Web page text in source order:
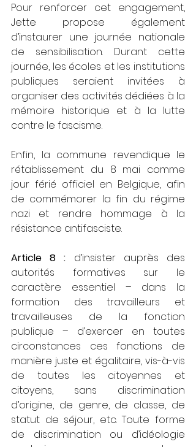
Pour renforcer cet engagement,
Jette propose également
d’instaurer une journée nationale
de sensibilisation. Durant cette
journée, les écoles et les institutions
publiques seraient invitées à
organiser des activités dédiées à la
mémoire historique et à la lutte
contre le fascisme.
Enfin, la commune revendique le
rétablissement du 8 mai comme
jour férié officiel en Belgique, afin
de commémorer la fin du régime
nazi et rendre hommage à la
résistance antifasciste.
Article 8 : d’insister auprès des
autorités formatives sur le
caractère essentiel – dans la
formation des travailleurs et
travailleuses de la fonction
publique – d’exercer en toutes
circonstances ces fonctions de
manière juste et égalitaire, vis-à-vis
de toutes les citoyennes et
citoyens, sans discrimination
d’origine, de genre, de classe, de
statut de séjour, etc. Toute forme
de discrimination ou d’idéologie